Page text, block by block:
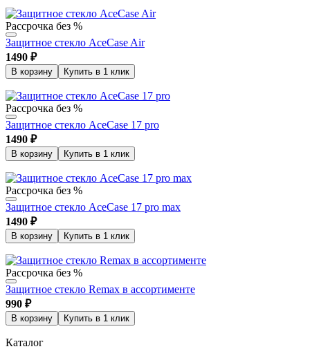
Рассрочка без %
Защитное стекло AceCase Air
1490 ₽
В корзину Купить в 1 клик
Рассрочка без %
Защитное стекло AceCase 17 pro
1490 ₽
В корзину Купить в 1 клик
Рассрочка без %
Защитное стекло AceCase 17 pro max
1490 ₽
В корзину Купить в 1 клик
Рассрочка без %
Защитное стекло Remax в ассортименте
990 ₽
В корзину Купить в 1 клик
Каталог